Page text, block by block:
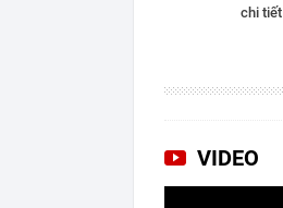
chi tiết
VIDEO